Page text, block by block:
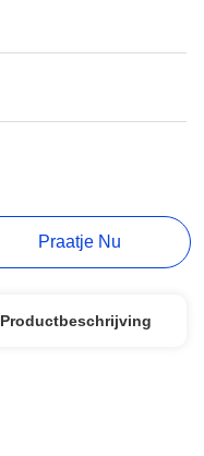
Praatje Nu
Productbeschrijving